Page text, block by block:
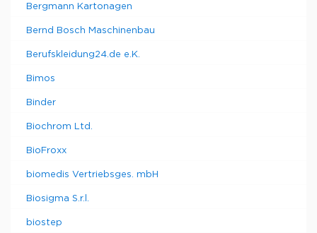
Bergmann Kartonagen
Bernd Bosch Maschinenbau
Berufskleidung24.de e.K.
Bimos
Binder
Biochrom Ltd.
BioFroxx
biomedis Vertriebsges. mbH
Biosigma S.r.l.
biostep